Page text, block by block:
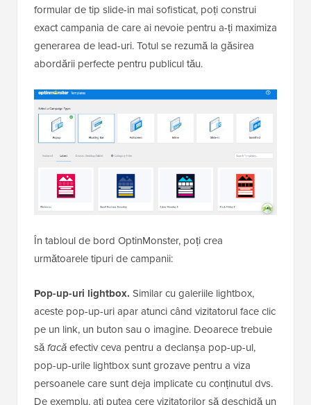
formular de tip slide-in mai sofisticat, poți construi
exact campania de care ai nevoie pentru a-ți maximiza
generarea de lead-uri. Totul se rezumă la găsirea
abordării perfecte pentru publicul tău.
În tabloul de bord OptinMonster, poți crea
următoarele tipuri de campanii:
Pop-up-uri lightbox. Similar cu galeriile lightbox,
aceste pop-up-uri apar atunci când vizitatorul face clic
pe un link, un buton sau o imagine. Deoarece trebuie
săfacăefectiv ceva pentru a declanșa pop-up-ul,
pop-up-urile lightbox sunt grozave pentru a viza
persoanele care sunt deja implicate cu conținutul dvs.
De exemplu, ați putea cere vizitatorilor să deschidă un